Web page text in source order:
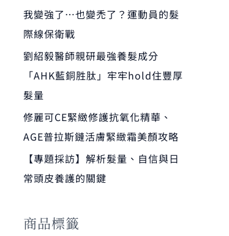
我變強了…也變禿了？運動員的髮
際線保衛戰
劉紹毅醫師親研最強養髮成分
「AHK藍銅胜肽」牢牢hold住豐厚
髮量
修麗可CE緊緻修護抗氧化精華、
AGE普拉斯鏈活膚緊緻霜美顏攻略
【專題採訪】解析髮量、自信與日
常頭皮養護的關鍵
商品標籤